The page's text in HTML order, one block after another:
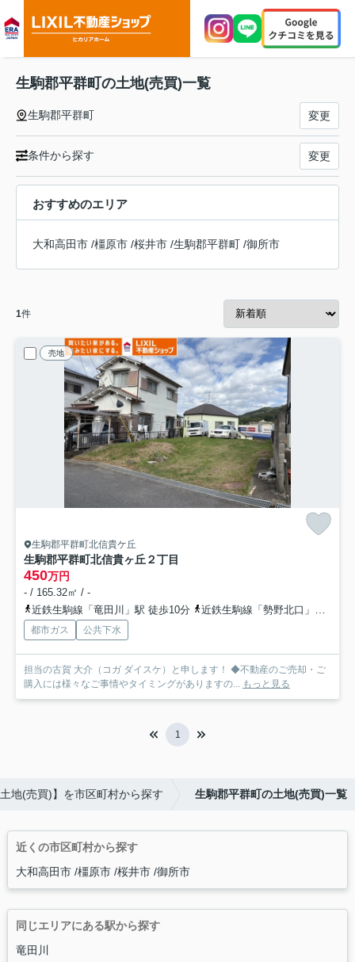
生駒郡平群町の土地(売買)一覧
生駒郡平群町 変更
条件から探す 変更
おすすめのエリア
大和高田市 /橿原市 /桜井市 /生駒郡平群町 /御所市
1件
売地
生駒郡平群町北信貴ケ丘
生駒郡平群町北信貴ヶ丘２丁目
450万円
- / 165.32㎡ / -
近鉄生駒線「竜田川」駅 徒歩10分
近鉄生駒線「勢野北口」駅 徒歩17分
都市ガス 公共下水
担当の古賀 大介（コガ ダイスケ）と申します！ ◆不動産のご売却・ご
購入には様々なご事情やタイミングがありますの...
もっと見る
1
地(売買)】を市区町村から探す 生駒郡平群町の土地(売買)一覧
近くの市区町村から探す
大和高田市 橿原市 桜井市 御所市
同じエリアにある駅から探す
竜田川